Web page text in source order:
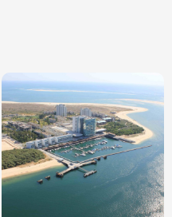
Imagem